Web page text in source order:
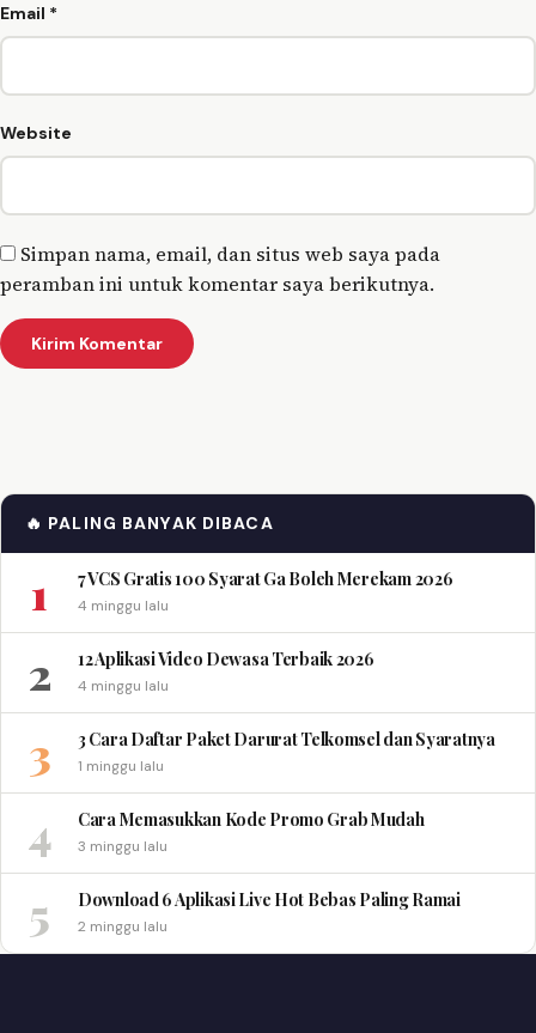
Email *
Website
Simpan nama, email, dan situs web saya pada
peramban ini untuk komentar saya berikutnya.
🔥 PALING BANYAK DIBACA
1 7 VCS Gratis 100 Syarat Ga Boleh Merekam 2026
4 minggu lalu
2 12 Aplikasi Video Dewasa Terbaik 2026
4 minggu lalu
3 3 Cara Daftar Paket Darurat Telkomsel dan Syaratnya
1 minggu lalu
4 Cara Memasukkan Kode Promo Grab Mudah
3 minggu lalu
5 Download 6 Aplikasi Live Hot Bebas Paling Ramai
2 minggu lalu